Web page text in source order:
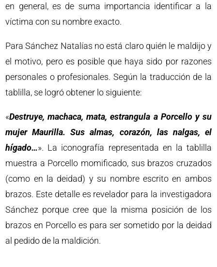
en general, es de suma importancia identificar a la
víctima con su nombre exacto.
Para Sánchez Natalías no está claro quién le maldijo y
el motivo, pero es posible que haya sido por razones
personales o profesionales. Según la traducción de la
tablilla, se logró obtener lo siguiente:
«Destruye, machaca, mata, estrangula a Porcello y su
mujer Maurilla. Sus almas, corazón, las nalgas, el
hígado…». La iconografía representada en la tablilla
muestra a Porcello momificado, sus brazos cruzados
(como en la deidad) y su nombre escrito en ambos
brazos. Este detalle es revelador para la investigadora
Sánchez porque cree que la misma posición de los
brazos en Porcello es para ser sometido por la deidad
al pedido de la maldición.